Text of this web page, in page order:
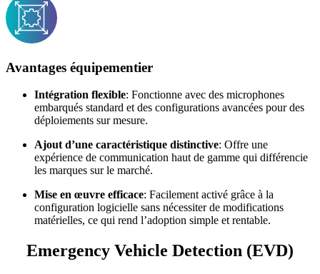
Avantages équipementier
Intégration flexible: Fonctionne avec des microphones
embarqués standard et des configurations avancées pour des
déploiements sur mesure.
Ajout d’une caractéristique distinctive: Offre une
expérience de communication haut de gamme qui différencie
les marques sur le marché.
Mise en œuvre efficace: Facilement activé grâce à la
configuration logicielle sans nécessiter de modifications
matérielles, ce qui rend l’adoption simple et rentable.
Emergency Vehicle Detection (EVD)